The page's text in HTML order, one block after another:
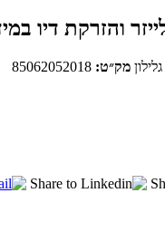
גלילון מק״ט: